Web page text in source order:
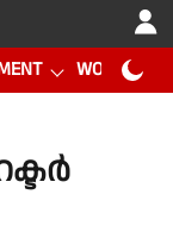
WORLD CUP